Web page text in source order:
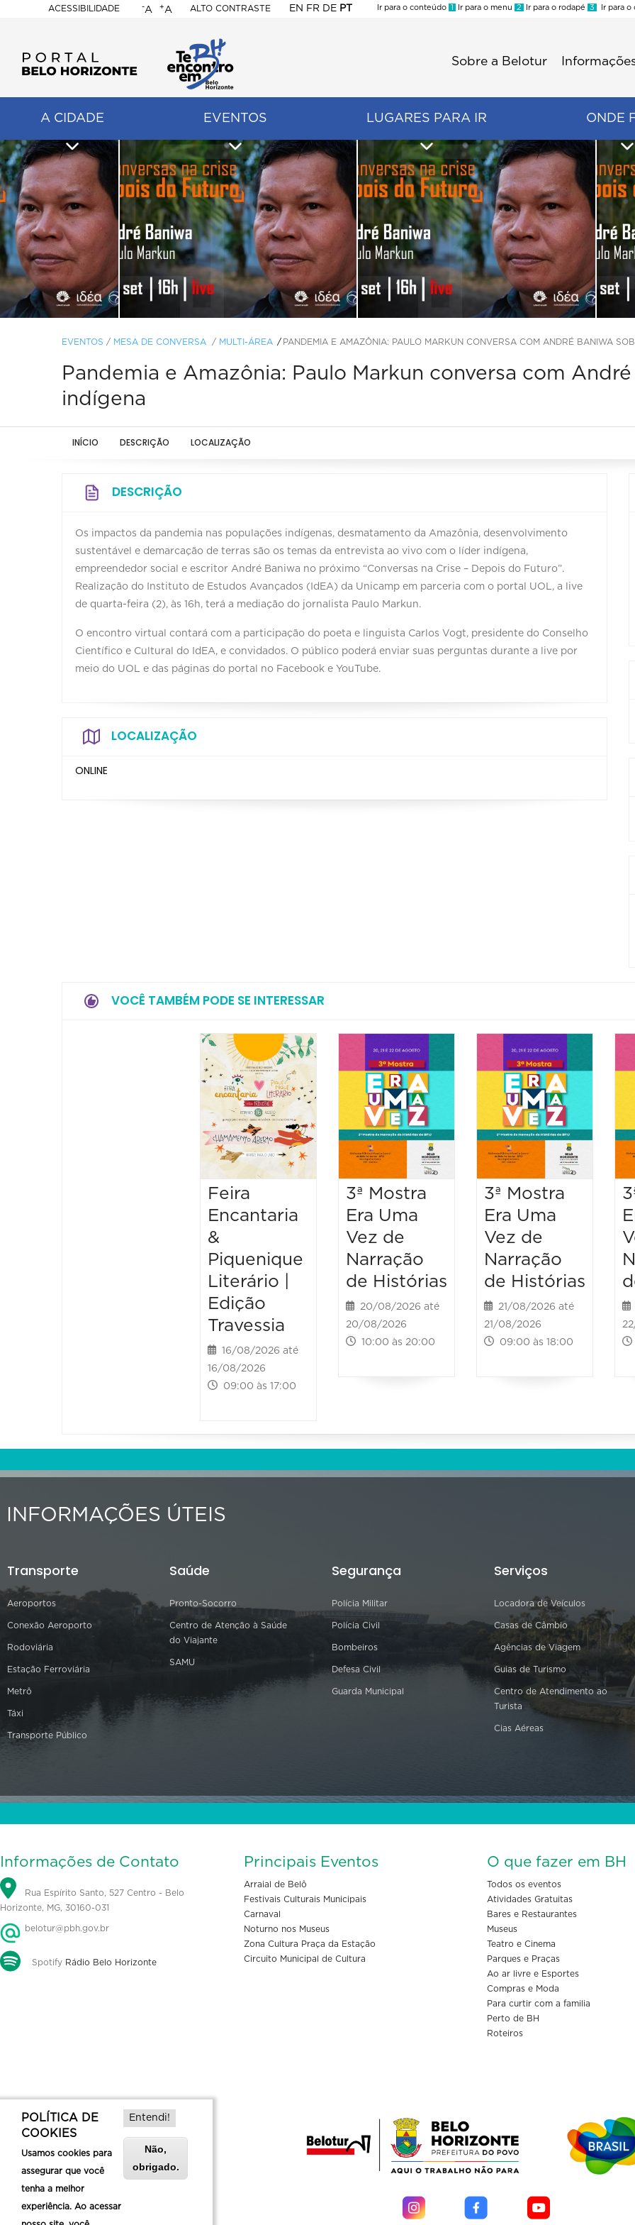
ACESSIBILIDADE
BELO
HORIZONTE
-A +A ALTO CONTRASTE EN FR DE PT
Ir para o conteúdo 1 Ir para o menu 2 Ir para o rodapé 3 Ir para o
Sobre a Belotur
A CIDADE EVENTOS LUGARES PARA IR ONDE
EVENTOS / MESA DE CONVERSA / MULTI-ÁREA PANDEMIA E AMAZÔNIA: PAULO MARKUN CONVERSA COM ANDRÉ BANIWA
Pandemia e Amazônia: Paulo Markun conversa com
indígena
INÍCIO DESCRIÇÃO LOCALIZAÇÃO
DESCRIÇÃO
Os impactos da pandemia nas populações indígenas, desmatamento da Amazônia, desenvolvimento
sustentável e demarcação de terras são os temas da entrevista ao vivo com o líder indígena,
empreendedor social e escritor André Baniwa no próximo “Conversas na Crise – Depois do Futuro”.
Realização do Instituto de Estudos Avançados (IdEA) da Unicamp em parceria com o portal UOL, a live
de quarta-feira (2), às 16h, terá a mediação do jornalista Paulo Markun.
O encontro virtual contará com a participação do poeta e linguista Carlos Vogt, presidente do Conselho
Científico e Cultural do IdEA, e convidados. O público poderá enviar suas perguntas durante a live por
meio do UOL e das páginas do portal no Facebook e YouTube.
LOCALIZAÇÃO
ONLINE
VOCÊ TAMBÉM PODE SE INTERESSAR
Feira
Encantaria
&
Piquenique
Literário |
Edição
Travessia
16/08/2026 até
16/08/2026
09:00 às 17:00
3ª Mostra
Era Uma
Vez de
Narração
de Histórias
20/08/2026 até
20/08/2026
10:00 às 20:00
3ª Mostra
Era Uma
Vez de
Narração
de Histórias
21/08/2026 até
21/08/2026
09:00 às 18:00
INFORMAÇÕES ÚTEIS
Transporte
Aeroportos
Conexão Aeroporto
Rodoviária
Estação Ferroviária
Metrô
Táxi
Transporte Público
Saúde
Pronto-Socorro
Centro de Atenção à Saúde
do Viajante
SAMU
Segurança
Polícia Militar
Polícia Civil
Bombeiros
Defesa Civil
Guarda Municipal
Serviços
Locadora de Veículos
Casas de Câmbio
Agências de Viagem
Guias de Turismo
Centro de Atendimento ao
Turista
Cias Aéreas
Informações de Contato
Rua Espírito Santo, 527 Centro - Belo
Horizonte, MG, 30160-031
belotur@pbh.gov.br
Spotify Rádio Belo Horizonte
Principais Eventos
Arraial de Belô
Festivais Culturais Municipais
Carnaval
Noturno nos Museus
Zona Cultura Praça da Estação
Circuito Municipal de Cultura
O que fazer em BH
Todos os eventos
Atividades Gratuitas
Bares e Restaurantes
Museus
Teatro e Cinema
Parques e Praças
Ao ar livre e Esportes
Compras e Moda
Para curtir com a familia
Perto de BH
Roteiros
POLÍTICA DE
COOKIES
Usamos cookies para
assegurar que você
tenha a melhor
experiência. Ao acessar
Entendi!
Não,
obrigado.